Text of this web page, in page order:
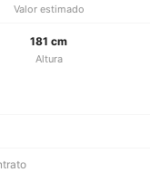
Valor estimado
181 cm
Altura